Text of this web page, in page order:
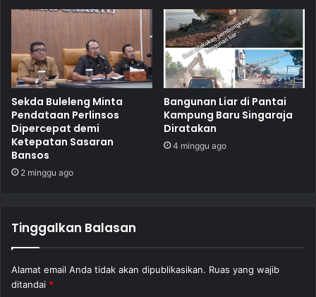
Sekda Buleleng Minta
Pendataan Perlinsos
Dipercepat demi
Ketepatan Sasaran
Bansos
2 minggu ago
Bangunan Liar di Pantai
Kampung Baru Singaraja
Diratakan
4 minggu ago
Tinggalkan Balasan
Alamat email Anda tidak akan dipublikasikan. Ruas yang wajib
ditandai *